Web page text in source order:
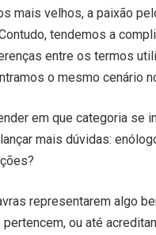
mais velhos, a paixão
tendemos a
entre os termos
o mesmo cenário
em que categoria
mais dúvidas:
representarem algo
pertencem, ou até